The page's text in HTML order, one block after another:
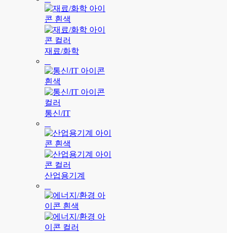
재료/화학
통신/IT
산업용기계